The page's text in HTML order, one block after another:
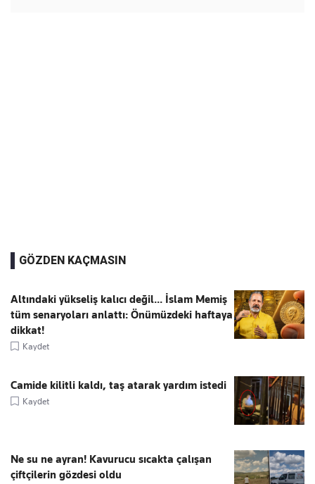
GÖZDEN KAÇMASIN
Altındaki yükseliş kalıcı değil... İslam Memiş
tüm senaryoları anlattı: Önümüzdeki haftaya
dikkat!
Kaydet
Camide kilitli kaldı, taş atarak yardım istedi
Kaydet
Ne su ne ayran! Kavurucu sıcakta çalışan
çiftçilerin gözdesi oldu